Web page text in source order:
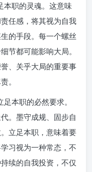
本职的灵魂。这意味
任感，将其视为自我
的手段。每一个螺丝
节都可能影响大局。
、关乎大局的重要事
。
足本职的必然要求。
。墨守成规、固步自
立足本职，意味着要
习视为一种常态，不
续的自我投资，不仅